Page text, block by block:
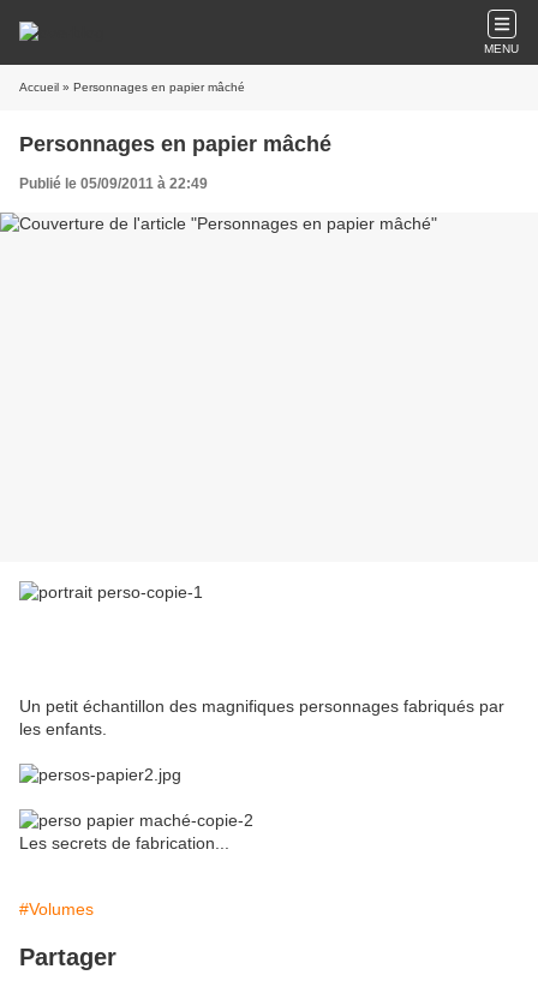
MENU
Accueil » Personnages en papier mâché
Personnages en papier mâché
Publié le 05/09/2011 à 22:49
Un petit échantillon des magnifiques personnages fabriqués par
les enfants.
Les secrets de fabrication...
#Volumes
Partager